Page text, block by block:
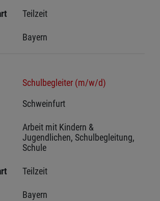
Teilzeit
Bayern
Schulbegleiter (m/w/d)
Schweinfurt
Arbeit mit Kindern &
Jugendlichen, Schulbegleitung,
Schule
Teilzeit
Bayern